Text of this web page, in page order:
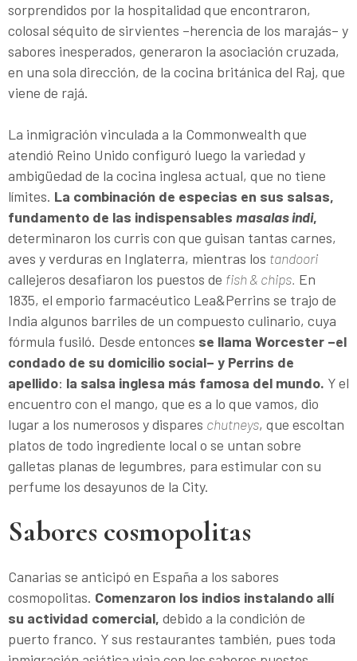
sorprendidos por la hospitalidad que encontraron,
colosal séquito de sirvientes –herencia de los marajás– y
sabores inesperados, generaron la asociación cruzada,
en una sola dirección, de la cocina británica del Raj, que
viene de rajá.
La inmigración vinculada a la Commonwealth que
atendió Reino Unido configuró luego la variedad y
ambigüedad de la cocina inglesa actual, que no tiene
límites. La combinación de especias en sus salsas,
fundamento de las indispensables masalas indi,
determinaron los curris con que guisan tantas carnes,
aves y verduras en Inglaterra, mientras los tandoori
callejeros desafiaron los puestos de fish & chips. En
1835, el emporio farmacéutico Lea&Perrins se trajo de
India algunos barriles de un compuesto culinario, cuya
fórmula fusiló. Desde entonces se llama Worcester –el
condado de su domicilio social– y Perrins de
apellido: la salsa inglesa más famosa del mundo. Y el
encuentro con el mango, que es a lo que vamos, dio
lugar a los numerosos y dispares chutneys, que escoltan
platos de todo ingrediente local o se untan sobre
galletas planas de legumbres, para estimular con su
perfume los desayunos de la City.
Sabores cosmopolitas
Canarias se anticipó en España a los sabores
cosmopolitas. Comenzaron los indios instalando allí
su actividad comercial, debido a la condición de
puerto franco. Y sus restaurantes también, pues toda